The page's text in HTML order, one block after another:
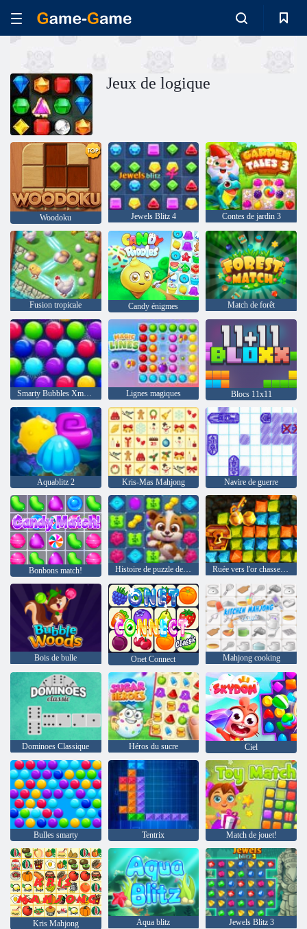
Jeux de logique
Woodoku Jewels Blitz 4 Contes de jardin 3
Fusion tropicale Candy énigmes Match de forêt
Smarty Bubbles Xmas Edition Lignes magiques Blocs 11x11
Aquablitz 2 Kris-Mas Mahjong Navire de guerre
Bonbons match! Histoire de puzzle de chien Ruée vers l'or chasse au trésor
Bois de bulle Onet Connect Mahjong cooking
Dominoes Classique Héros du sucre Ciel
Bulles smarty Tentrix Match de jouet!
Kris Mahjong Aqua blitz Jewels Blitz 3